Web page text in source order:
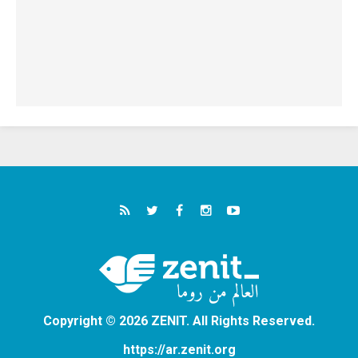
Copyright © 2026 ZENIT. All Rights Reserved.
https://ar.zenit.org